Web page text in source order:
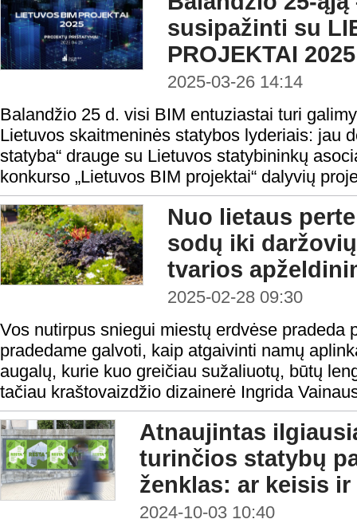
susipažinti su
PROJEKTAI
2025-03-26 14:14
Balandžio 25 d. visi BIM entuziastai turi
Lietuvos skaitmeninės statybos lyderiais: jau
statyba“ drauge su Lietuvos statybininkų
konkurso „Lietuvos BIM projektai“ dalyvių
Nuo lietaus
sodų iki
tvarios
2025-02-28 09:30
Vos nutirpus sniegui miestų erdvėse pradeda
pradedame galvoti, kaip atgaivinti namų
augalų, kurie kuo greičiau sužaliuotų, būtų
tačiau kraštovaizdžio dizainerė Ingrida
Atnaujintas
turinčios statybų
ženklas: ar keisis
2024-10-03 10:40